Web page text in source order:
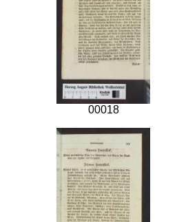
00018